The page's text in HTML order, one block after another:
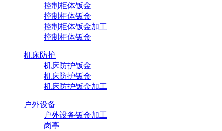
控制柜体钣金
控制柜体钣金
控制柜体钣金加工
控制柜体钣金
机床防护
机床防护钣金
机床防护钣金
机床防护钣金加工
户外设备
户外设备钣金加工
岗亭